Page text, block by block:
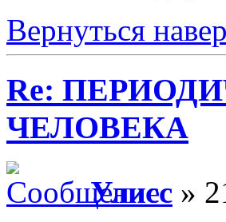
Вернуться
Re:
ЧЕЛОВЕКА
Улисс »